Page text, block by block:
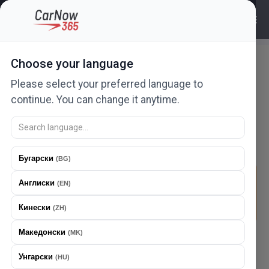
Choose your language
Please select your preferred language to
continue. You can change it anytime.
Бугарски (BG)
Англиски (EN)
Кинески (ZH)
Македонски (MK)
Унгарски (HU)
Плати според
користењето
Бесплатен период од 6 месеци
Плати според користењето
Цените и бесплатниот период за рекламирање се
применуваат автоматски според правилата на
франшизата во земјата на објавување на огласот.
Имплементиравме најправеден модел на наплата -
плати според користењето. Овој модел ви